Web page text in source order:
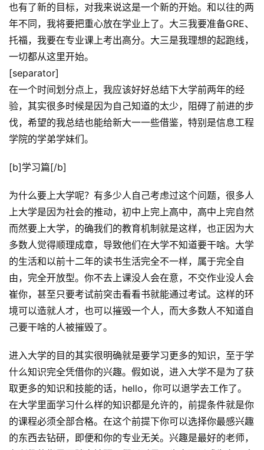
也有了新的目标，对我来说这是一个新的开始。和以往的两
年不同，我将要把重心放在学业上了。大三我要准备GRE、
托福，我要在专业课上考出高分。大三是我理想的起跑线，
一切都从这里开始。
[separator]
在一个时间划分点上，我应该好好总结下大学前两年的经
验，其实很多时候是因为自己知道的太少，阻碍了前进的步
伐，希望的我总结也能给新大一一些借鉴，特别是信息工程
学院的学弟学妹们。
[b]学习篇[/b]
为什么要上大学呢？有多少人自己考虑过这个问题，很多人
上大学是因为社会的推动，初中上完上高中，高中上完自然
而然要上大学，的确我们的教育机制就是这样，也正因为大
多数人觉得顺理成章，导致他们在大学不知道要干啥。大学
的生活和以前十二年的读书生活完全不一样，属于完全自
由，完全开放型。你不去上课没人会在意，不交作业没人会
崔你，甚至只要考试前突击看看书就能通过考试。这样的环
境可以造就人才，也可以摧毁一个人，而大多数人不知道自
己要干啥的人被摧毁了。
进入大学的目的其实很明确就是要学习更多的知识，至于学
什么知识完全凭借你的兴趣。假如说，进入大学不是为了获
取更多的知识和技能的话，hello，你可以退学去工作了。
在大学里面学习什么样的知识都是允许的，前提条件就是你
的课程必须全部合格。在这个前提下你可以选择你最感兴趣
的东西去钻研，即便和你的专业无关。兴趣是最好的老师，